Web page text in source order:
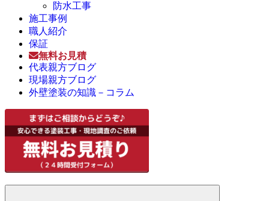
防水工事
施工事例
職人紹介
保証
無料お見積
代表親方ブログ
現場親方ブログ
外壁塗装の知識－コラム